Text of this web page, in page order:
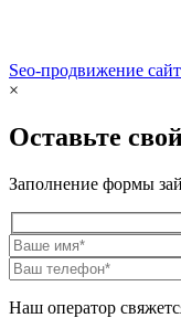
Seo-продвижение
×
Оставьте
Заполнение формы
Наш оператор